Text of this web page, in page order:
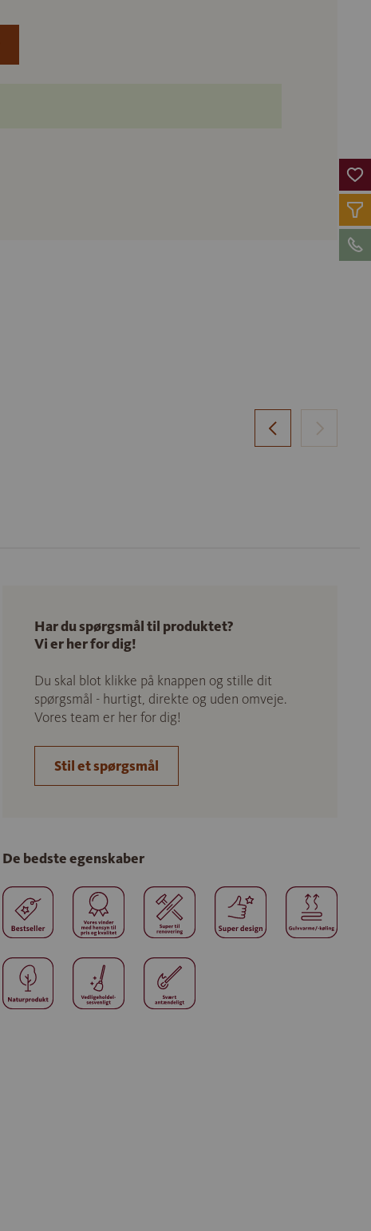
Har du spørgsmål til produktet?
Vi er her for dig!
Du skal blot klikke på knappen og stille dit
spørgsmål - hurtigt, direkte og uden omveje.
Vores team er her for dig!
Stil et spørgsmål
De bedste egenskaber